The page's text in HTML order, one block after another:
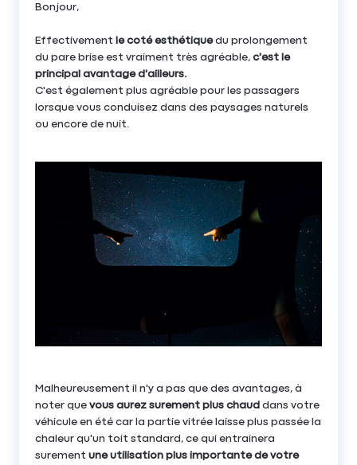
Bonjour,
Effectivement le coté esthétiquedu prolongement
du pare brise est vraiment très agréable, c'est le
principal avantage d'ailleurs.
C'est également plus agréable pour les passagers
lorsque vous conduisez dans des paysages naturels
ou encore de nuit.
Malheureusement il n'y a pas que des avantages, à
noter que vous aurez surement plus chaud dans votre
véhicule en été car la partie vitrée laisse plus passée la
chaleur qu'un toit standard, ce qui entrainera
surement une utilisation plus importante de votre